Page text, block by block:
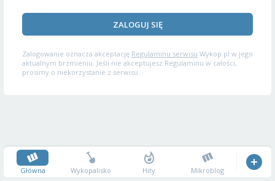
ZALOGUJ SIĘ
Zalogowanie oznacza akceptację Regulaminu serwisu Wykop.pl w jego
aktualnym brzmieniu. Jeśli nie akceptujesz Regulaminu w całości,
prosimy o niekorzystanie z serwisu.
Główna Wykopalisko Hity Mikroblog